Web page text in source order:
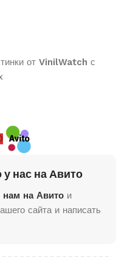
от VinilWatch с
нас на Авито
нам на Авито и
сайта и написать